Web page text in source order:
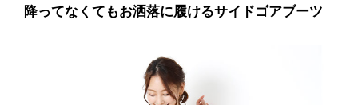
降ってなくてもお洒落に履けるサイドゴアブーツ